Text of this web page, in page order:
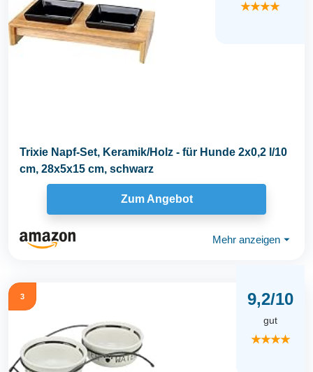
★★★★
Trixie Napf-Set, Keramik/Holz - für Hunde 2x0,2 l/10
cm, 28x5x15 cm, schwarz
Zum Angebot
Mehr anzeigen ⏷
3 9,2/10
gut
★★★★